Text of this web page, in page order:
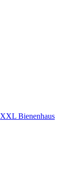
XXL Bienenhaus